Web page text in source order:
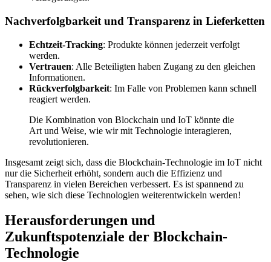
Nachverfolgbarkeit und Transparenz in Lieferketten
Echtzeit-Tracking: Produkte können jederzeit verfolgt
werden.
Vertrauen: Alle Beteiligten haben Zugang zu den gleichen
Informationen.
Rückverfolgbarkeit: Im Falle von Problemen kann schnell
reagiert werden.
Die Kombination von Blockchain und IoT könnte die
Art und Weise, wie wir mit Technologie interagieren,
revolutionieren.
Insgesamt zeigt sich, dass die Blockchain-Technologie im IoT nicht
nur die Sicherheit erhöht, sondern auch die Effizienz und
Transparenz in vielen Bereichen verbessert. Es ist spannend zu
sehen, wie sich diese Technologien weiterentwickeln werden!
Herausforderungen und
Zukunftspotenziale der Blockchain-
Technologie